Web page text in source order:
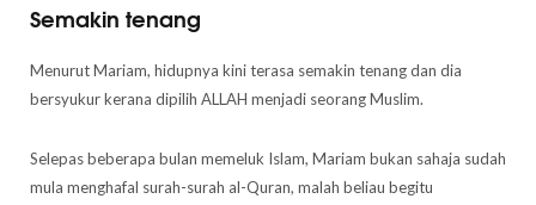
Semakin tenang
Menurut Mariam, hidupnya kini terasa semakin tenang dan dia
bersyukur kerana dipilih ALLAH menjadi seorang Muslim.
Selepas beberapa bulan memeluk Islam, Mariam bukan sahaja sudah
mula menghafal surah-surah al-Quran, malah beliau begitu